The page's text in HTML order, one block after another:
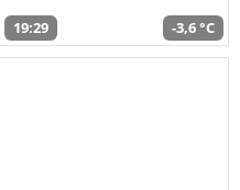
19:29 -3,6 °C